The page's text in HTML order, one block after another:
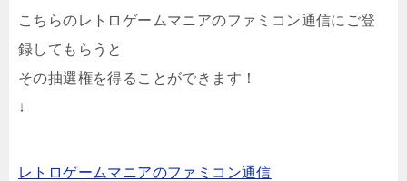
こちらのレトロゲームマニアのファミコン通信にご登
録してもらうと
その抽選権を得ることができます！
↓
レトロゲームマニアのファミコン通信